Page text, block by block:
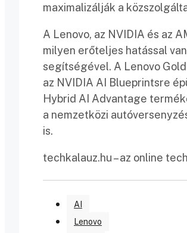
maximalizálják a
A Lenovo, az NVIDIA és az
milyen erőteljes hatással
segítségével. A Lenovo
az NVIDIA AI Blueprintsre
Hybrid AI Advantage
a nemzetközi
is.
techkalauz.hu – az online
AI
Lenovo